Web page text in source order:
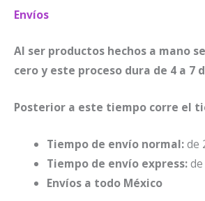
Envíos
Al ser productos hechos a mano
cero y este proceso dura de 4 a 7
Posterior a este tiempo corre el
Tiempo de envío normal:de
Tiempo de envío express:de
Envíos a todo México